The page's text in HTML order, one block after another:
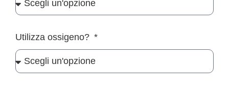
Utilizza ossigeno?